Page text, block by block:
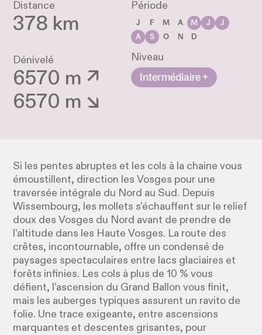
Distance
378 km
Dénivelé
6570 m ↗
6570 m ↘
Période
J
F M A M J
J
A
S O N
D
Niveau
Intermédiaire +
Si les pentes abruptes et les cols à la chaine vous
émoustillent, direction les Vosges pour une
traversée intégrale du Nord au Sud. Depuis
Wissembourg, les mollets s'échauffent sur le relief
doux des Vosges du Nord avant de prendre de
l’altitude dans les Haute Vosges. La route des
crêtes, incontournable, offre un condensé de
paysages spectaculaires entre lacs glaciaires et
forêts infinies. Les cols à plus de 10 % vous
défient, l’ascension du Grand Ballon vous finit,
mais les auberges typiques assurent un ravito de
folie. Une trace exigeante, entre ascensions
marquantes et descentes grisantes, pour